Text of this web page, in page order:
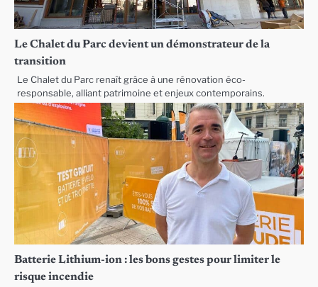
Le Chalet du Parc devient un démonstrateur de la
transition
Le Chalet du Parc renaît grâce à une rénovation éco-
responsable, alliant patrimoine et enjeux contemporains.
Batterie Lithium-ion : les bons gestes pour limiter le
risque incendie